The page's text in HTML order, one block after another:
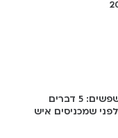
בחירת מדביר פשפשים: 5 דברים
שמכניסים איש